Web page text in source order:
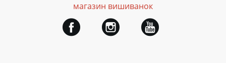
магазин вишиванок